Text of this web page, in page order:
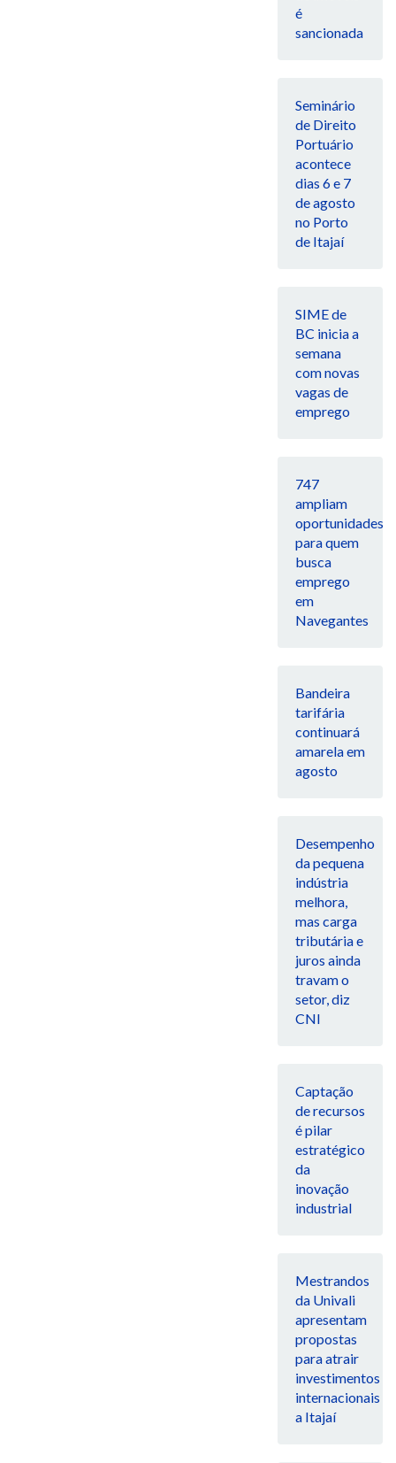
é
sancionada
Seminário
de Direito
Portuário
acontece
dias 6 e 7
de agosto
no Porto
de Itajaí
SIME de
BC inicia a
semana
com novas
vagas de
emprego
747
ampliam
oportunidades
para quem
busca
emprego
em
Navegantes
Bandeira
tarifária
continuará
amarela em
agosto
Desempenho
da pequena
indústria
melhora,
mas carga
tributária e
juros ainda
travam o
setor, diz
CNI
Captação
de recursos
é pilar
estratégico
da
inovação
industrial
Mestrandos
da Univali
apresentam
propostas
para atrair
investimentos
internacionais
a Itajaí